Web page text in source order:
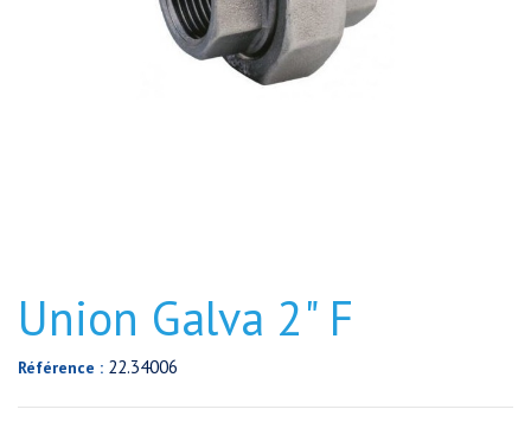
Union Galva 2" F
Référence : 22.34006